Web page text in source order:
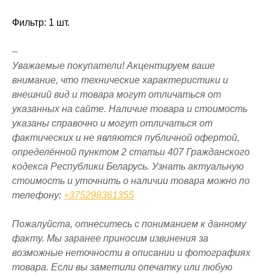
Фильтр: 1 шт.
–
Уважаемые покупатели! Акцентируем ваше
внимание, что технические характеристики и
внешний вид и товара могут отличаться от
указанных на сайте. Наличие товара и стоимость
указаны справочно и могут отличаться от
фактических и не являются публичной офертой,
определённой пунктом 2 статьи 407 Гражданского
кодекса Республики Беларусь. Узнать актуальную
стоимость и уточнить о наличии товара можно по
телефону: +375298361355
Пожалуйста, отнеситесь с пониманием к данному
факту. Мы заранее приносим извинения за
возможные неточности в описании и фотографиях
товара. Если вы заметили опечатку или любую